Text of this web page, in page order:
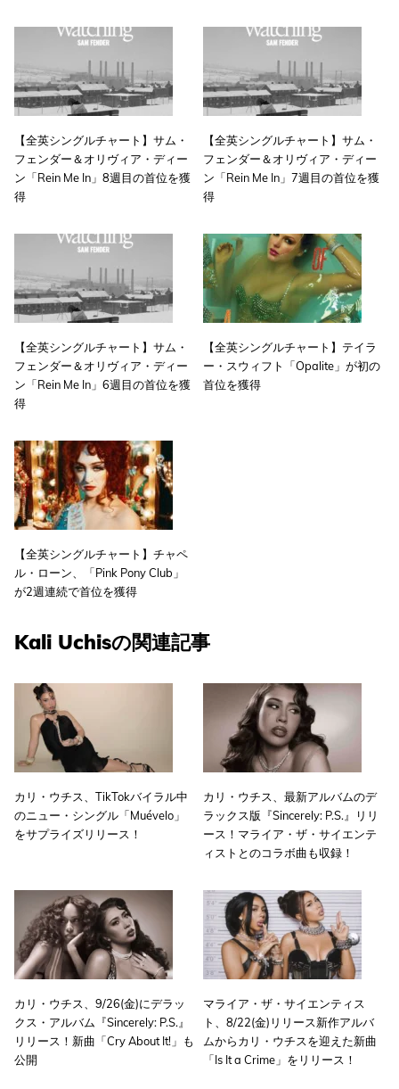
【全英シングルチャート】サム・
フェンダー＆オリヴィア・ディー
ン「Rein Me In」8週目の首位を獲
得
【全英シングルチャート】サム・
フェンダー＆オリヴィア・ディー
ン「Rein Me In」7週目の首位を獲
得
【全英シングルチャート】サム・
フェンダー＆オリヴィア・ディー
ン「Rein Me In」6週目の首位を獲
得
【全英シングルチャート】テイラ
ー・スウィフト「Opalite」が初の
首位を獲得
【全英シングルチャート】チャペ
ル・ローン、「Pink Pony Club」
が2週連続で首位を獲得
Kali Uchisの関連記事
カリ・ウチス、TikTokバイラル中
のニュー・シングル「Muévelo」
をサプライズリリース！
カリ・ウチス、最新アルバムのデ
ラックス版『Sincerely: P.S.』リリ
ース！マライア・ザ・サイエンテ
ィストとのコラボ曲も収録！
カリ・ウチス、9/26(金)にデラッ
クス・アルバム『Sincerely: P.S.』
リリース！新曲「Cry About It!」も
公開
マライア・ザ・サイエンティス
ト、8/22(金)リリース新作アルバ
ムからカリ・ウチスを迎えた新曲
「Is It a Crime」をリリース！